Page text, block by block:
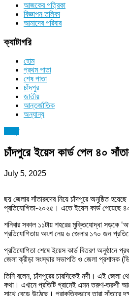
আজকের পত্রিকা
বিজ্ঞাপন তলিকা
আমাদের পরিবার
ক্যাটাগরি
হোম
প্রথম পাতা
শেষ পাতা
চাঁদপুর
জাতীয়
আন্তর্জাতিক
অন্যান্য
চাঁদপুরে ইয়েস কার্ড পেল ৪০
July 5, 2025
ছয় জেলার সাঁতারুদের নিয়ে চাঁদপুরে অনুষ্ঠিত হয়েছে
প্রতিযোগিতা-২০২৫। এতে ইয়েস কার্ড পেয়েছে
শনিবার সকাল ১১টায় শহরের মুক্তিযোদ্ধা সড়কে
প্রতিযোগিতায় অংশ নেয় ৬ জেলার ১৭০ জন
প্রতিযোগিতা শেষে ইয়েস কার্ড বিতরণ অনুষ্ঠানে
জেলা ক্রীড়া সংস্থার সভাপতি ও জেলা প্রশাসক
তিনি বলেন, চাঁদপুরের চারদিকেই নদী। এই জেলা
কথা। এখানে প্রতিটি গ্রামেই এমন তরুণ-তরুণী
সাথে বেড়ে উঠেছে। প্রাকৃতিকভাবে তারা সাঁতারে